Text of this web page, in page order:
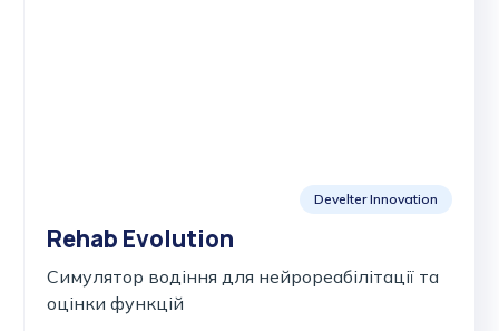
Develter Innovation
Rehab Evolution
Cимулятор водіння для нейрореабілітації та
оцінки функцій